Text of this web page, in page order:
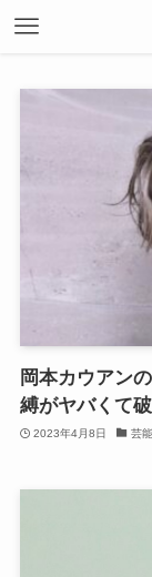
岡本カウアン
縛がヤバくて
2023年4月8日 芸